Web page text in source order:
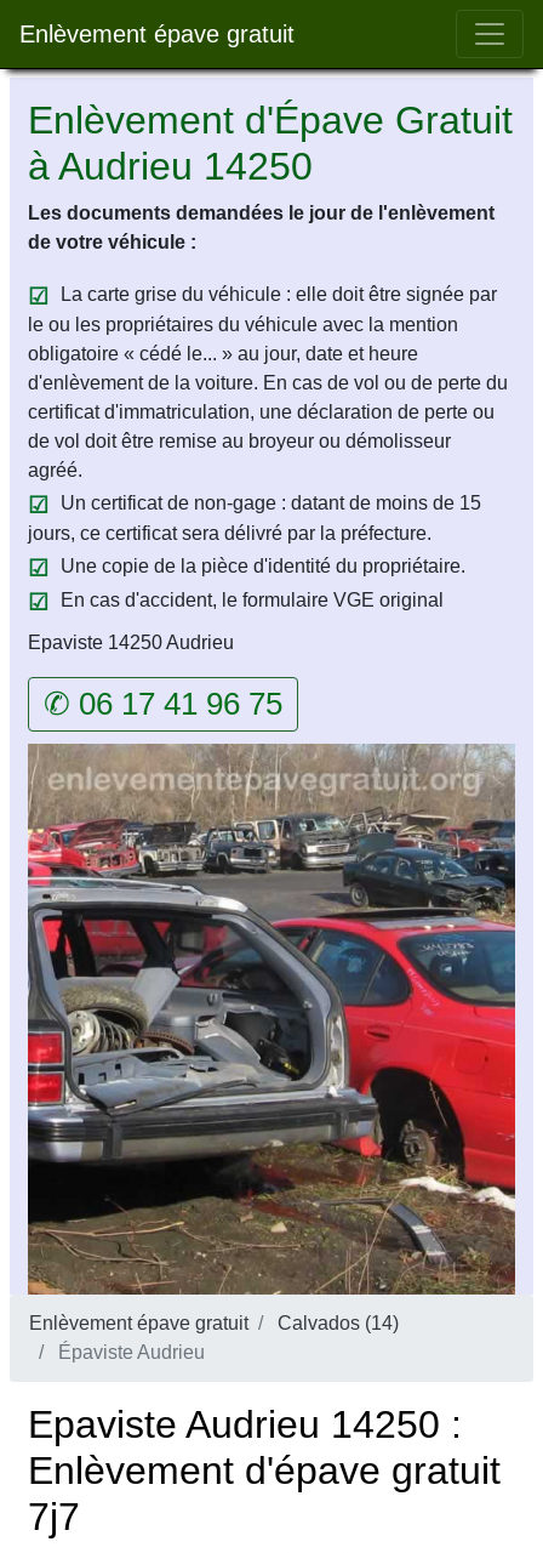
Enlèvement épave gratuit Bar
Enlèvement d'Épave Gratuit
à Audrieu 14250
Les documents demandées le jour de l'enlèvement
de votre véhicule :
La carte grise du véhicule : elle doit être signée par
le ou les propriétaires du véhicule avec la mention
obligatoire « cédé le... » au jour, date et heure
d'enlèvement de la voiture. En cas de vol ou de perte du
certificat d'immatriculation, une déclaration de perte ou
de vol doit être remise au broyeur ou démolisseur
agréé.
Un certificat de non-gage : datant de moins de 15
jours, ce certificat sera délivré par la préfecture.
Une copie de la pièce d'identité du propriétaire.
En cas d'accident, le formulaire VGE original
Epaviste 14250 Audrieu
✆ 06 17 41 96 75
Enlèvement épave gratuit
Calvados (14)
Épaviste Audrieu
Epaviste Audrieu 14250 :
Enlèvement d'épave gratuit
7j7